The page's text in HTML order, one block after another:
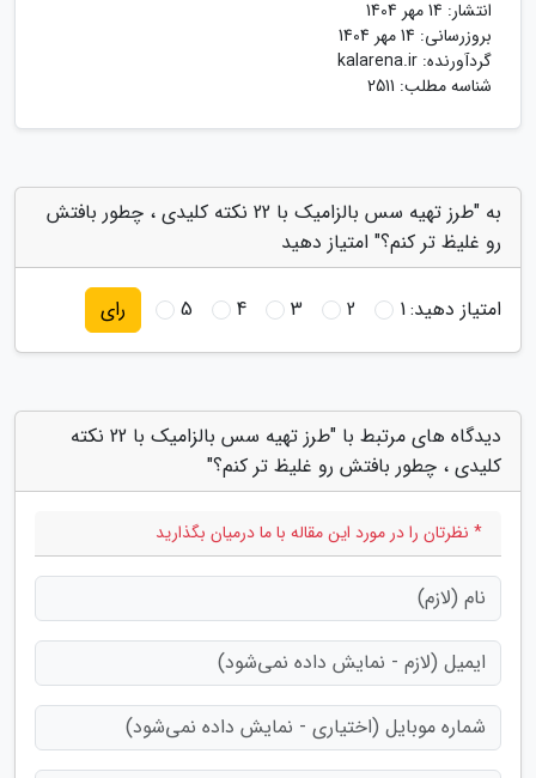
انتشار: 14 مهر 1404
بروزرسانی: 14 مهر 1404
گردآورنده: kalarena.ir
شناسه مطلب: 2511
به "طرز تهیه سس بالزامیک با 22 نکته کلیدی ، چطور بافتش
رو غلیظ تر کنم؟" امتیاز دهید
امتیاز دهید:1
2
3
4
5 رای
دیدگاه های مرتبط با "طرز تهیه سس بالزامیک با 22 نکته
کلیدی ، چطور بافتش رو غلیظ تر کنم؟"
* نظرتان را در مورد این مقاله با ما درمیان بگذارید